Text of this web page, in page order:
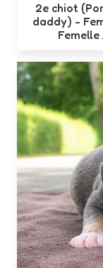
2e chiot
daddy) -